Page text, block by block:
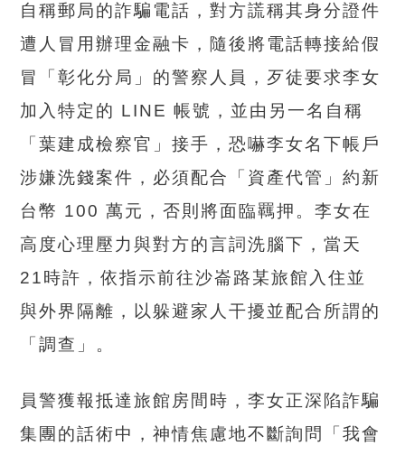
自稱郵局的詐騙電話，對方謊稱其身分證件
遭人冒用辦理金融卡，隨後將電話轉接給假
冒「彰化分局」的警察人員，歹徒要求李女
加入特定的 LINE 帳號，並由另一名自稱
「葉建成檢察官」接手，恐嚇李女名下帳戶
涉嫌洗錢案件，必須配合「資產代管」約新
台幣 100 萬元，否則將面臨羈押。李女在
高度心理壓力與對方的言詞洗腦下，當天
21時許，依指示前往沙崙路某旅館入住並
與外界隔離，以躲避家人干擾並配合所謂的
「調查」。
員警獲報抵達旅館房間時，李女正深陷詐騙
集團的話術中，神情焦慮地不斷詢問「我會